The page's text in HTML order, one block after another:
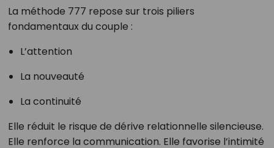
La méthode 777 repose sur trois piliers
fondamentaux du couple :
L’attention
La nouveauté
La continuité
Elle réduit le risque de dérive relationnelle silencieuse.
Elle renforce la communication. Elle favorise l’intimité